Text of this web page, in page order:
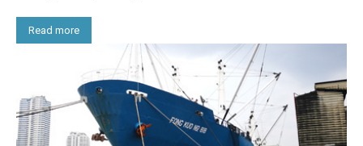
Read more